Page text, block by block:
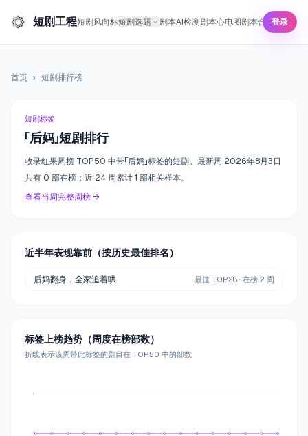
短剧工程短剧风向标短剧选题 剧本AI检测 剧本心电图 剧本合规预审 短
登录
首页 › 短剧排行榜
短剧标签
「后妈」短剧排行
收录红果周榜 TOP50 中带「 后妈 」标签的短剧。最新周 2026年8月3日
共有 0 部在榜；近 24 周累计 1 部相关样本。
查看当周完整周榜 →
近半年表现靠前（按历史最佳排名）
后妈翻身，全家追着哄 最佳 TOP28 · 在榜 2 周
标签上榜趋势（周度在榜部数）
折线表示该周带此标签的剧目在 TOP50 中的部数
0